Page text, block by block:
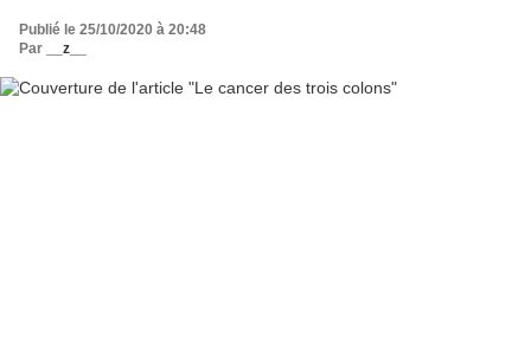
Publié le 25/10/2020 à 20:48
Par
__z__